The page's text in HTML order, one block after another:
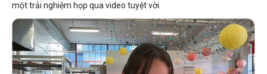
một trải nghiệm họp qua video tuyệt vời.